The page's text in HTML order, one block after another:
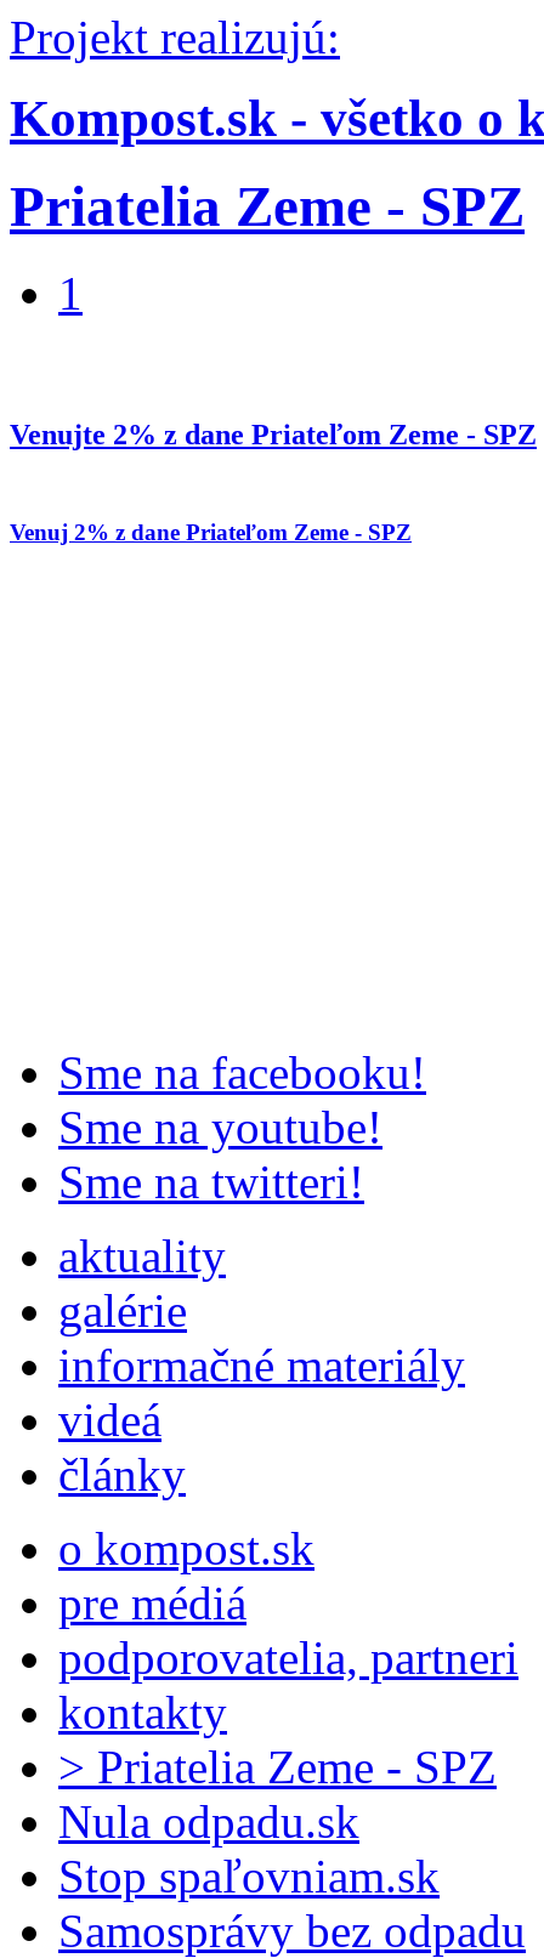
Projekt realizujú:
Kompost.sk - všetko o
Priatelia Zeme - SPZ
1
Venujte 2% z dane Priateľom Zeme - SPZ
Venuj 2% z dane Priateľom Zeme - SPZ
Sme na facebooku!
Sme na youtube!
Sme na twitteri!
aktuality
galérie
informačné materiály
videá
články
o kompost.sk
pre médiá
podporovatelia, partneri
kontakty
> Priatelia Zeme - SPZ
Nula odpadu.sk
Stop spaľovniam.sk
Samosprávy bez odpadu